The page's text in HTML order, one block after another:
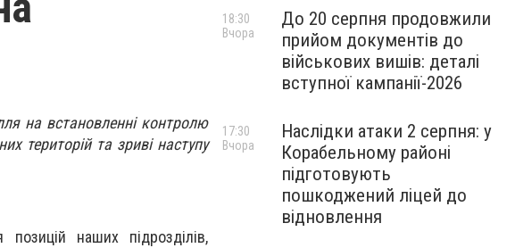
на встановленні контролю
територій та зриві наступу
наших підрозділів,
До 20 серпня продовжили
прийом документів до
військових вишів: деталі
вступної кампанії-2026
18:30
Вчора
Наслідки атаки 2 серпня: у
Корабельному районі
підготовують
пошкоджений ліцей до
відновлення
17:30
Вчора